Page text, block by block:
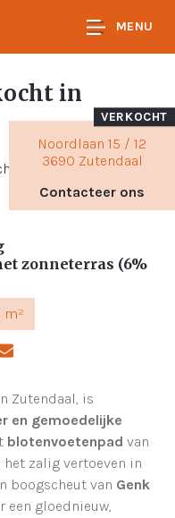
MENU
in
Noordlaan 15 / 12
3690 Zutendaal
Contacteer ons
VERKOCHT
zonneterras (6%
m²
Zutendaal, is
en gemoedelijke
blotenvoetenpad van
zalig vertoeven in
boogscheut van Genk
een gloednieuw,